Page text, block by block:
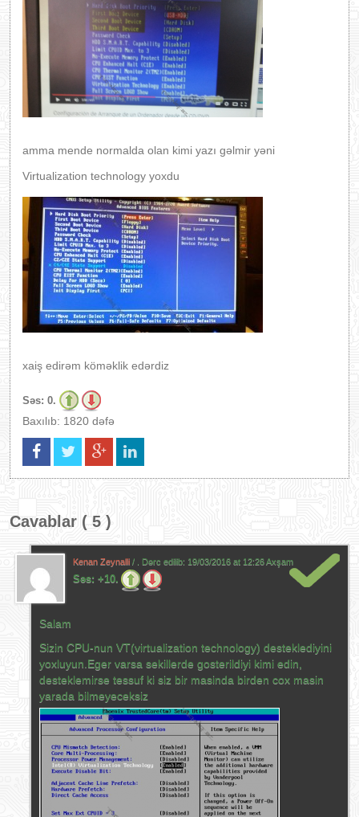
amma mende normalda olan kimi yazı gəlmir yəni
Virtualization technology yoxdu
xaiş edirəm köməklik edərdiz
Səs: 0.
Baxılıb: 1820 dəfə
Cavablar ( 5 )
Kenan Zeynalli / . Dərc edilib: 19/03/2016 at 12:26 Axşam
Səs: +10.
Salam
Sizin CPU-nun VT(virtualization technology) desteklediyini
yoxluyun.Eger varsa sekillerde gosterildiyi kimi edin,
desteklemirse tessuf ki siz bir masinda birden cox masin
yarada bilmeyeceksiz